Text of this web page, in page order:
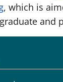
, which is
and